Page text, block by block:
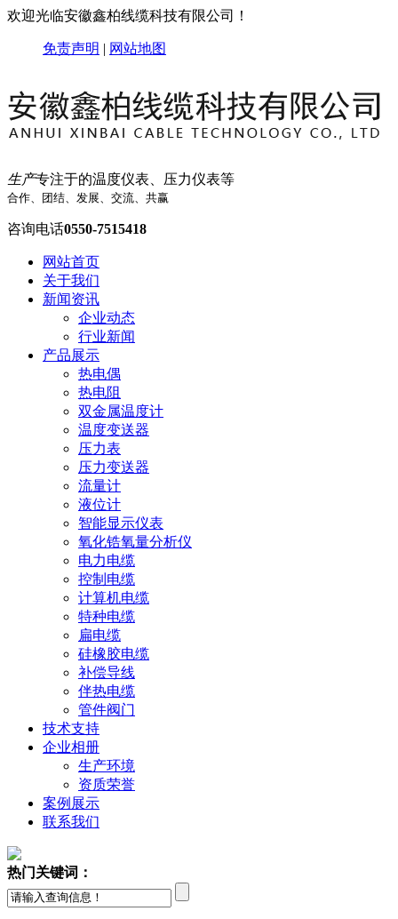
欢迎光临安徽鑫柏线缆科技有限公司！
免责声明 | 网站地图
生产专注于的温度仪表、压力仪表等
合作、团结、发展、交流、共赢
咨询电话0550-7515418
网站首页
关于我们
新闻资讯
企业动态
行业新闻
产品展示
热电偶
热电阻
双金属温度计
温度变送器
压力表
压力变送器
流量计
液位计
智能显示仪表
氧化锆氧量分析仪
电力电缆
控制电缆
计算机电缆
特种电缆
扁电缆
硅橡胶电缆
补偿导线
伴热电缆
管件阀门
技术支持
企业相册
生产环境
资质荣誉
案例展示
联系我们
热门关键词：